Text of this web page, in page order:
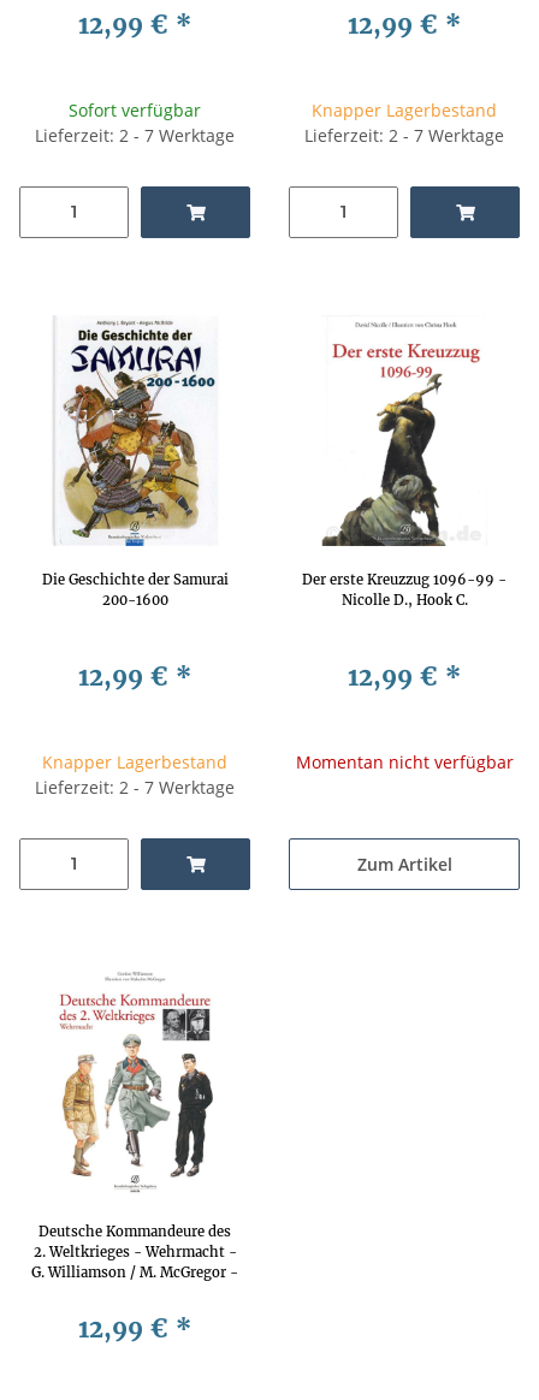
12,99 € *
Sofort verfügbar
Lieferzeit: 2 - 7 Werktage
12,99 € *
Knapper Lagerbestand
Lieferzeit: 2 - 7 Werktage
Die Geschichte der Samurai
200-1600
12,99 € *
Knapper Lagerbestand
Lieferzeit: 2 - 7 Werktage
Der erste Kreuzzug 1096-99 -
Nicolle D., Hook C.
12,99 € *
Momentan nicht verfügbar
Zum Artikel
Deutsche Kommandeure des
2. Weltkrieges - Wehrmacht -
G. Williamson / M. McGregor -
12,99 € *